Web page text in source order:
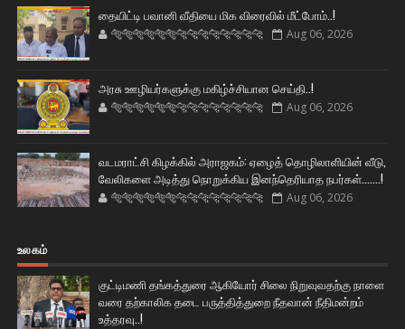
தையிட்டி பவானி வீதியை மிக விரைவில் மீட்போம்..!
🐅🐅🐅🐅🐅🐅🐆🐆🐆🐆🐆🐆🐆🐆 Aug 06, 2026
அரசு ஊழியர்களுக்கு மகிழ்ச்சியான செய்தி..!
🐅🐅🐅🐅🐅🐅🐆🐆🐆🐆🐆🐆🐆🐆 Aug 06, 2026
வடமராட்சி கிழக்கில் அராஜகம்: ஏழைத் தொழிலாளியின் வீடு,
வேலிகளை அடித்து நொறுக்கிய இனந்தெரியாத நபர்கள்.......!
🐅🐅🐅🐅🐅🐅🐆🐆🐆🐆🐆🐆🐆🐆 Aug 06, 2026
உலகம்
குட்டிமணி தங்கத்துரை ஆகியோர் சிலை நிறுவுவதற்கு நாளை
வரை தற்காலிக தடை பருத்தித்துறை நீதவான் நீதிமன்றம்
உத்தரவு..!